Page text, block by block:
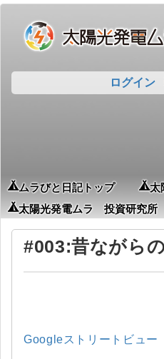
ログイン
ムラびと日記トップ
太
太陽光発電ムラ 投資研究所
#003:昔ながら
Googleストリートビュー